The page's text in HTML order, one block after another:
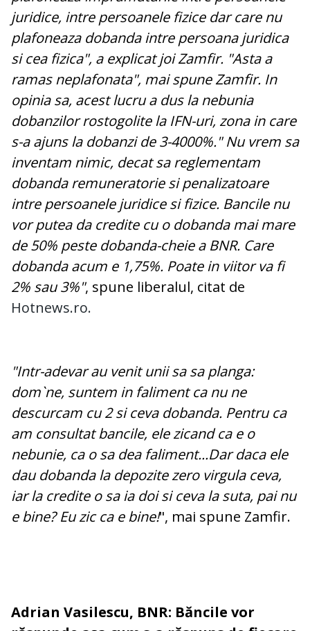
juridice, intre persoanele fizice dar care nu
plafoneaza dobanda intre persoana juridica
si cea fizica", a explicat joi Zamfir. "Asta a
ramas neplafonata", mai spune Zamfir. In
opinia sa, acest lucru a dus la nebunia
dobanzilor rostogolite la IFN-uri, zona in care
s-a ajuns la dobanzi de 3-4000%." Nu vrem sa
inventam nimic, decat sa reglementam
dobanda remuneratorie si penalizatoare
intre persoanele juridice si fizice. Bancile nu
vor putea da credite cu o dobanda mai mare
de 50% peste dobanda-cheie a BNR. Care
dobanda acum e 1,75%. Poate in viitor va fi
2% sau 3%", spune liberalul, citat de
Hotnews.ro.
"Intr-adevar au venit unii sa sa planga:
dom`ne, suntem in faliment ca nu ne
descurcam cu 2 si ceva dobanda. Pentru ca
am consultat bancile, ele zicand ca e o
nebunie, ca o sa dea faliment...Dar daca ele
dau dobanda la depozite zero virgula ceva,
iar la credite o sa ia doi si ceva la suta, pai nu
e bine? Eu zic ca e bine!", mai spune Zamfir.
Adrian Vasilescu, BNR: Băncile vor